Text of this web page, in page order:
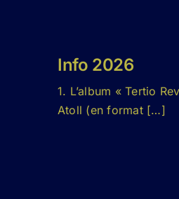
Info 2026
1. L’album « Tertio
Atoll (en format […]